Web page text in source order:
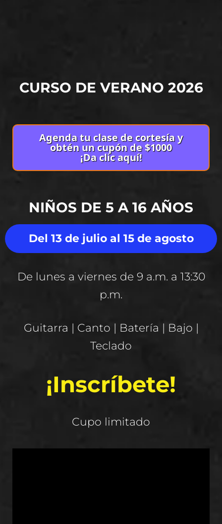
CURSO DE VERANO 2026
Agenda tu clase de cortesía y
obtén un cupón de $1000
¡Da clic aquí!
NIÑOS DE 5 A 16 AÑOS
Del 13 de julio al 15 de agosto
De lunes a viernes de 9 a.m. a 13:30
p.m.
Guitarra | Canto | Batería | Bajo |
Teclado
¡Inscríbete!
Cupo limitado